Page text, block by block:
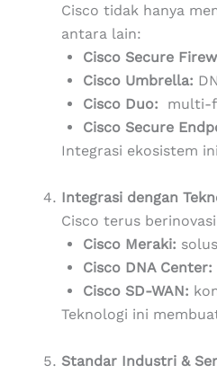
Cisco tidak hanya
antara lain:
Cisco Secure
Cisco Umbrella:
Cisco Duo:
multi-
Cisco Secure
Integrasi ekosistem
Integrasi dengan
Cisco terus
Cisco Meraki:
Cisco DNA Center:
Cisco SD-WAN:
Teknologi ini
Standar Industri &